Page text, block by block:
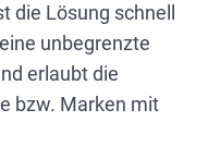
die Lösung schnell
unbegrenzte
erlaubt die
bzw. Marken mit